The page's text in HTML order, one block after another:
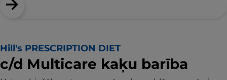
Hill's PRESCRIPTION DIET
c/d Multicare kaķu barība